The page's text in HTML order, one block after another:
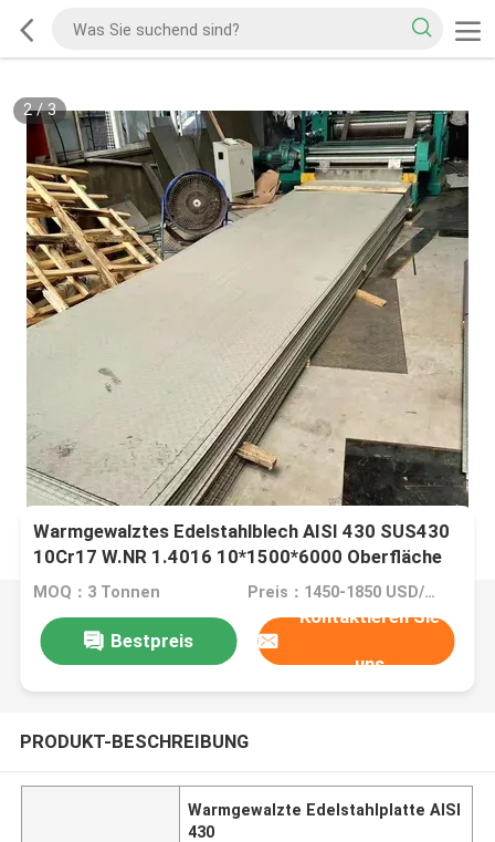
2/3
Warmgewalztes Edelstahlblech AISI 430 SUS430
10Cr17 W.NR 1.4016 10*1500*6000 Oberfläche
NO.1
MOQ：3 Tonnen Preis：1450-1850 USD/Ton
Bestpreis
Kontaktieren Sie
uns
PRODUKT-BESCHREIBUNG
Warmgewalzte Edelstahlplatte AISI
430